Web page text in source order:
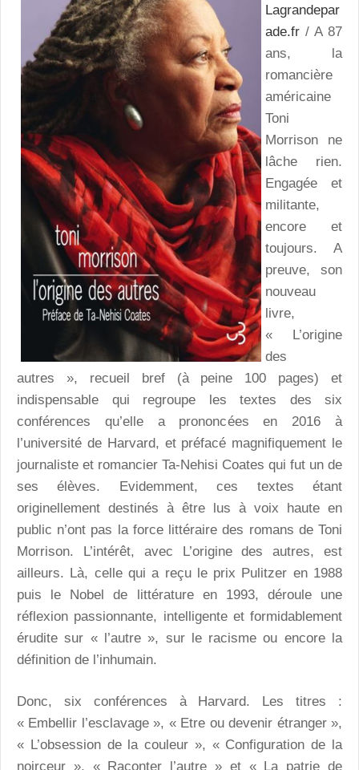
Lagrandepar
ade.fr / A 87
ans, la
romancière
américaine
Toni
Morrison ne
lâche rien.
Engagée et
militante,
encore et
toujours. A
preuve, son
nouveau
livre,
« L’origine
des
autres », recueil bref (à peine 100 pages) et
indispensable qui regroupe les textes des six
conférences qu’elle a prononcées en 2016 à
l’université de Harvard, et préfacé magnifiquement le
journaliste et romancier Ta-Nehisi Coates qui fut un de
ses élèves. Evidemment, ces textes étant
originellement destinés à être lus à voix haute en
public n’ont pas la force littéraire des romans de Toni
Morrison. L’intérêt, avec L’origine des autres, est
ailleurs. Là, celle qui a reçu le prix Pulitzer en 1988
puis le Nobel de littérature en 1993, déroule une
réflexion passionnante, intelligente et formidablement
érudite sur « l’autre », sur le racisme ou encore la
définition de l’inhumain.
Donc, six conférences à Harvard. Les titres :
« Embellir l’esclavage », « Etre ou devenir étranger »,
« L’obsession de la couleur », « Configuration de la
noirceur », « Raconter l’autre » et « La patrie de